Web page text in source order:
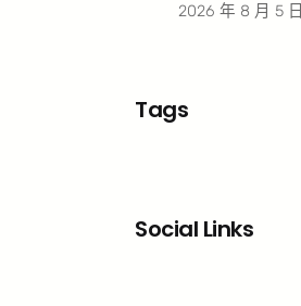
2026 年 8 月 5 日
Tags
Social Links